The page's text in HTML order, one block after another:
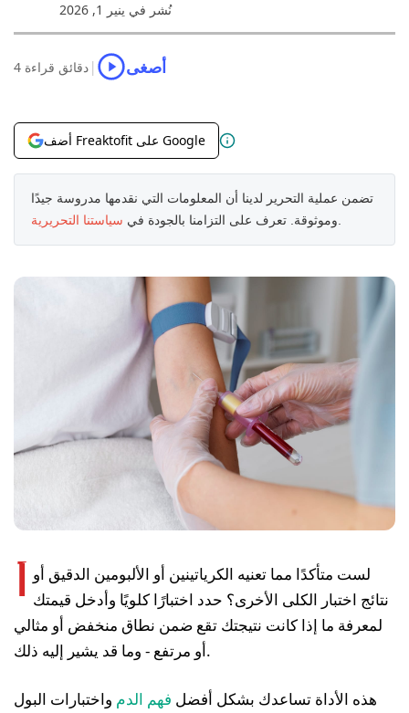
نُشر في ينير 1, 2026
4 دقائق قراءة | أصغى
أضف Freaktofit على Google
تضمن عملية التحرير لدينا أن المعلومات التي نقدمها مدروسة جيدًا
وموثوقة. تعرف على التزامنا بالجودة في سياستنا التحريرية
لست متأكدًا مما تعنيه الكرياتينين أو الألبومين الدقيق أو
نتائج اختبار الكلى الأخرى؟ حدد اختبارًا كلويًا وأدخل قيمتك
لمعرفة ما إذا كانت نتيجتك تقع ضمن نطاق منخفض أو مثالي
أو مرتفع - وما قد يشير إليه ذلك.
هذه الأداة تساعدك بشكل أفضل فهم الدم واختبارات البول